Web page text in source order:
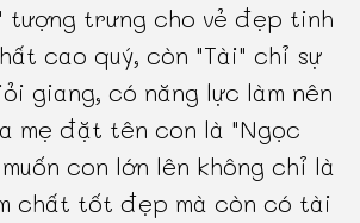
tượng trưng cho vẻ đẹp tinh
cao quý, còn "Tài" chỉ sự
giang, có năng lực làm nên
mẹ đặt tên con là "Ngọc
con lớn lên không chỉ là
chất tốt đẹp mà còn có tài